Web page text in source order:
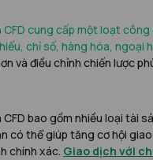
CFD cung cấp một loạt
chỉ số, hàng hóa, ngoại
và điều chỉnh chiến lược
bao gồm nhiều loại tài
có thể giúp tăng cơ hội
chính xác. Giao dịch với